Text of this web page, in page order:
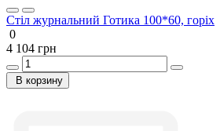
Стіл журнальний Готика 100*60, горіх
0
4 104 грн
В корзину